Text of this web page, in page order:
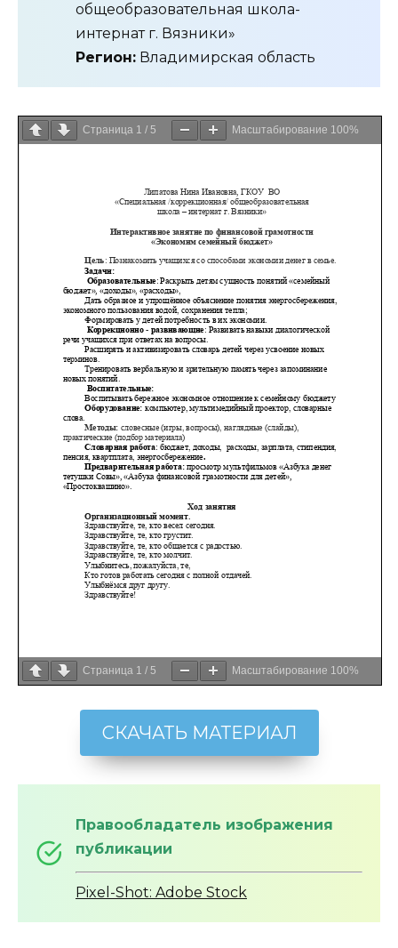
общеобразовательная школа-
интернат г. Вязники»
Регион: Владимирская область
Страница 1 / 5 Масштабирование 100%
Страница 1 / 5 Масштабирование 100%
СКАЧАТЬ МАТЕРИАЛ
Правообладатель изображения
публикации
Pixel-Shot: Adobe Stock